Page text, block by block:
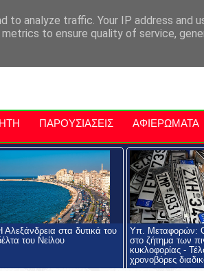
Στην Κρήτη Kriti Traveller
ΠΑΡΟΥΣΙΑΣΕΙΣ ΑΦΙΕΡΩΜΑΤΑ
Αλεξάνδρεια στα δυτικά του
του Νείλου
Υπ. Μεταφορών:
στο ζήτημα των
κυκλοφορίας -
χρονοβόρες
to analyze traffic. Your IP address and
to ensure quality of service,